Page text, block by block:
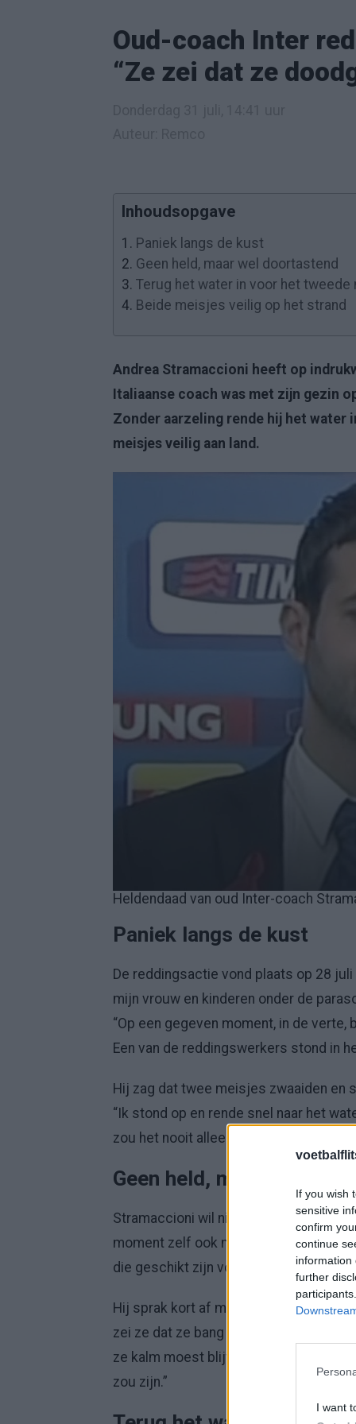
If you wish
sensitive
confirm
continue
information
further
I want
Oud-coach Inter
“Ze zei dat ze
Inhoudsopgave
1. Paniek langs de kust
2. Geen held, maar wel doortastend
3. Terug het water in voor het tweede
4. Beide meisjes veilig op het strand
Andrea Stramaccioni heeft op
Italiaanse coach was met zijn gezin
Zonder aarzeling rende hij het water
meisjes veilig aan land.
Heldendaad van oud Inter-coach
Paniek langs de kust
De reddingsactie vond plaats op 28
mijn vrouw en kinderen onder de
“Op een gegeven moment, in de
Een van de reddingswerkers stond in
Hij zag dat twee meisjes zwaaiden en
“Ik stond op en rende snel naar het
zou het nooit alleen hebben gered.”
Geen held, maar wel
Stramaccioni wil niets weten van de
moment zelf ook moeilijk gehad, maar
die geschikt zijn voor een
Hij sprak kort af met de badmeester
zei ze dat ze bang was. Het water was
ze kalm moest blijven, op haar rug
zou zijn.”